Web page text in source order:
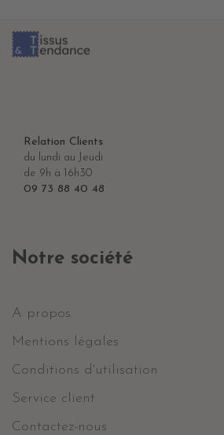
Relation Clients
du lundi au Jeudi
de 9h à 16h30
09 73 88 40 48
Notre société
A propos
Mentions légales
Conditions d'utilisation
Service client
Contactez-nous